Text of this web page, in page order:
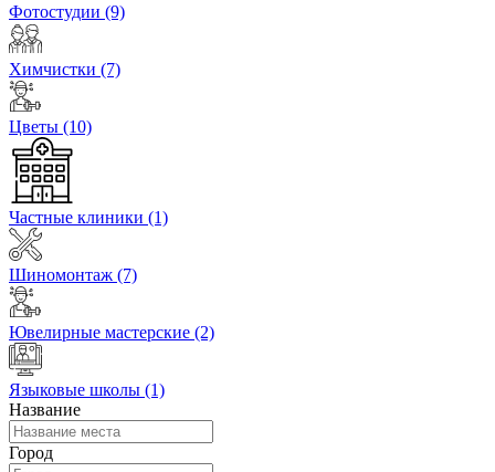
Фотостудии (9)
Химчистки (7)
Цветы (10)
Частные клиники (1)
Шиномонтаж (7)
Ювелирные мастерские (2)
Языковые школы (1)
Название
Город